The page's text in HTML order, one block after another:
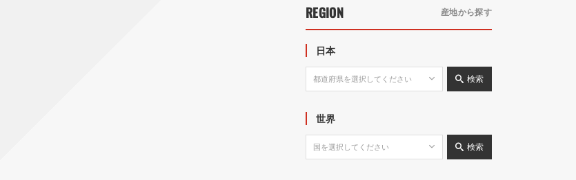
REGION 産地から探す
日本
検索
世界
検索